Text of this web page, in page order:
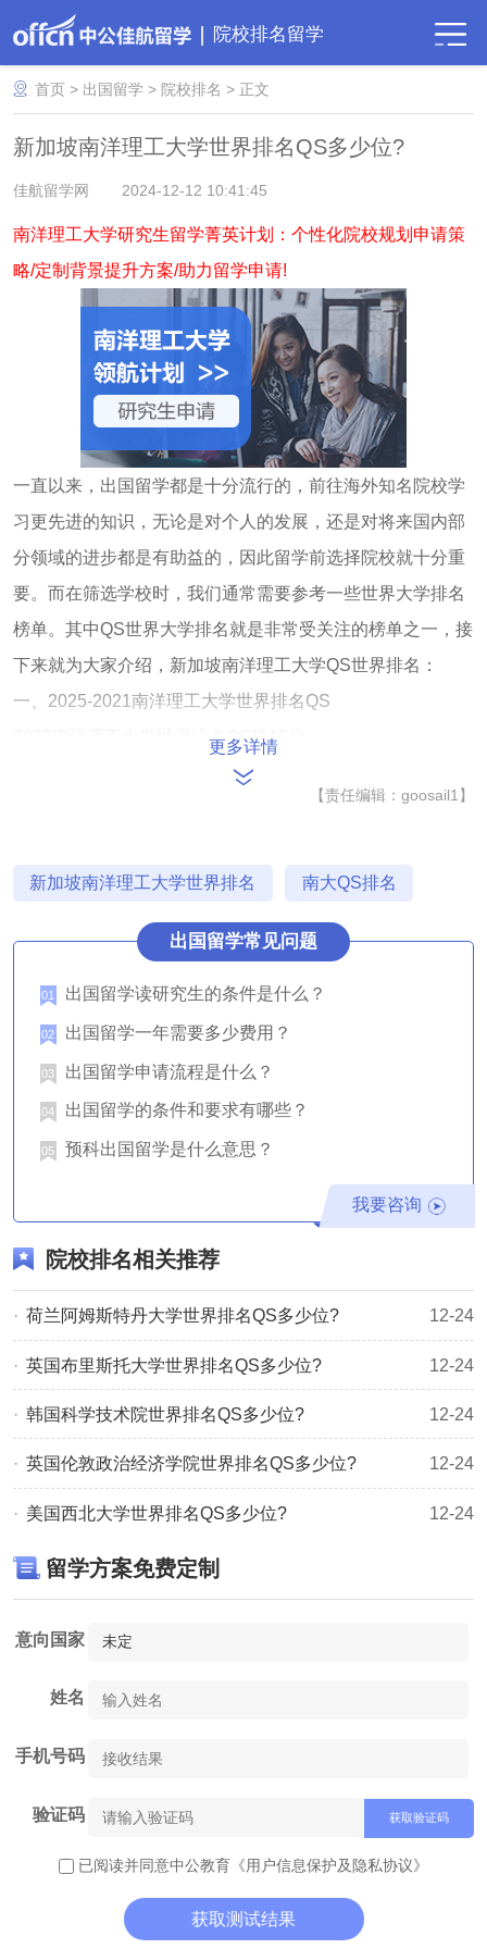
院校排名留学
首页 > 出国留学 > 院校排名 > 正文
​新加坡南洋理工大学世界排名QS多少位?
佳航留学网 2024-12-12 10:41:45
南洋理工大学研究生留学菁英计划：个性化院校规划申请策
略/定制背景提升方案/助力留学申请!
一直以来，出国留学都是十分流行的，前往海外知名院校学
习更先进的知识，无论是对个人的发展，还是对将来国内部
分领域的进步都是有助益的，因此留学前选择院校就十分重
要。而在筛选学校时，我们通常需要参考一些世界大学排名
榜单。其中QS世界大学排名就是非常受关注的榜单之一，接
下来就为大家介绍，新加坡南洋理工大学QS世界排名：
一、2025-2021南洋理工大学世界排名QS
2025南洋理工大学世界排名QS第15位
2024南洋理工大学世界排名QS第26位
2021南洋理工大学世界排名QS第13位
2020南洋理工大学世界排名QS第11位
2019南洋理工大学世界排名QS第12位
2018南洋理工大学世界排名QS第11位
2017南洋理工大学世界排名QS第13位
大始终位列前二十。虽然说不同的排名榜单中，排名情况会
有差别，但作为权威排名之一的QS，也能够说明该校的实力
准备，有充足把握之后再尝试申请。此外，除了学校的知名
度，大家也要考虑心仪专业的情况，如果意向专业并非该校
的优势专业，那么考虑一下其他学校也是很不错的。
解更多相关信息，敬请关注新加坡留学网
资讯，也可点击右
侧按钮在线咨询。
推荐阅读：
考研的另一种选择→考研后留学，多重规划，多种道路不冲
突!
更多详情
【责任编辑：goosail1】
​新加坡南洋理工大学世界排名 南大QS排名
出国留学常见问题
01 出国留学读研究生的条件是什么？
02 出国留学一年需要多少费用？
03 出国留学申请流程是什么？
04 出国留学的条件和要求有哪些？
05 预科出国留学是什么意思？
我要咨询
院校排名相关推荐
12-24
荷兰阿姆斯特丹大学世界排名QS多少位?
12-24
​英国布里斯托大学世界排名QS多少位?
12-24
韩国科学技术院世界排名QS多少位?
12-24
​英国伦敦政治经济学院世界排名QS多少位?
12-24
美国西北大学世界排名QS多少位?
留学方案免费定制
意向国家
姓名
手机号码
验证码 获取验证码
已阅读并同意中公教育 《用户信息保护及隐私协议》
获取测试结果